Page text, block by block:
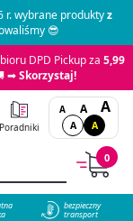
r. wybrane produktyz
😎
DPD Pickup za 5,99
➡Skorzystaj!
Poradniki
A A A
A A
0
bezpieczny
transport